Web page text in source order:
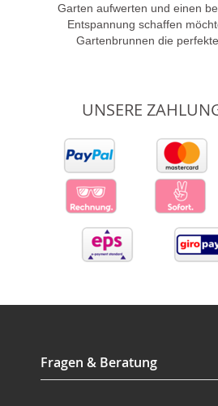
Garten aufwerten und einen
Entspannung schaffen
Gartenbrunnen die
UNSERE
Fragen & Beratung